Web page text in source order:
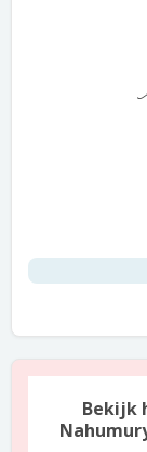
Bekijk